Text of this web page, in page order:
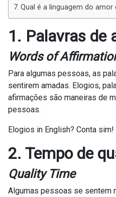
Qual é a linguagem do amor
1. Palavras de
Words of
Para algumas pessoas, as
sentirem amadas. Elogios,
afirmações são maneiras de
pessoas.
Elogios in English? Conta sim!
2. Tempo de
Quality Time
Algumas pessoas se sentem